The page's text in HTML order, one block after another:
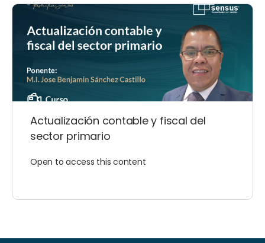
Actualización contable y fiscal del
sector primario
Open to access this content